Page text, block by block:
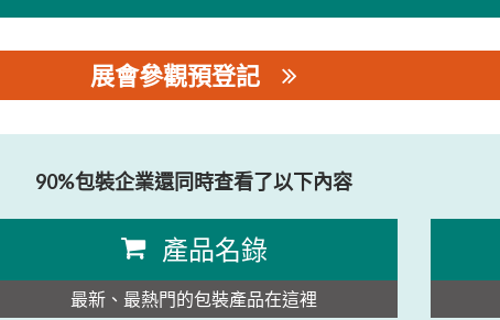
展會參觀預登記
90%包裝企業還同時查看了以下內容
產品名錄
最新、最熱門的包裝產品在這裡